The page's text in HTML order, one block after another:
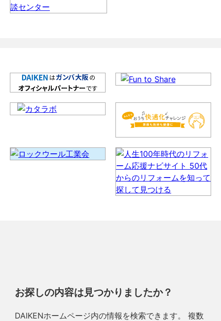
お探しの内容は見つかりましたか？
DAIKENホームページ内の情報を検索できます。 複数